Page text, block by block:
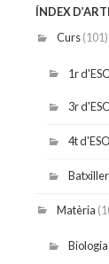
ÍNDEX
Curs(101)
1r
3r
4t d'ESO
Matèria
Biologia